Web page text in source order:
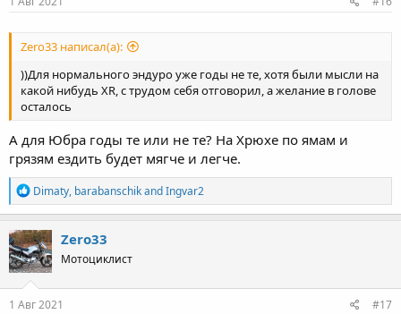
Zero33 написал(а):
))Для нормального эндуро уже годы не те, хотя были мысли на
какой нибудь ХR, с трудом себя отговорил, а желание в голове
осталось
А для Юбра годы те или не те? На Хрюхе по ямам и
грязям ездить будет мягче и легче.
R
e
a
c
t
i
o
n
s
Dimaty, barabanschikandIngvar2
Zero33
Мотоциклист
1 Авг 2021 #17